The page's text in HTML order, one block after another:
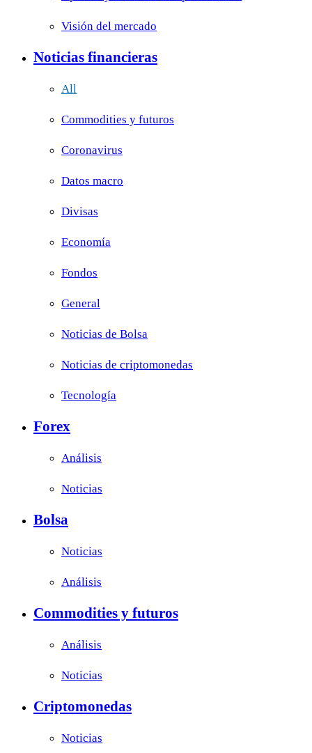
Visión del mercado
Noticias financieras
All
Commodities y futuros
Coronavirus
Datos macro
Divisas
Economía
Fondos
General
Noticias de Bolsa
Noticias de criptomonedas
Tecnología
Forex
Análisis
Noticias
Bolsa
Noticias
Análisis
Commodities y futuros
Análisis
Noticias
Criptomonedas
Noticias